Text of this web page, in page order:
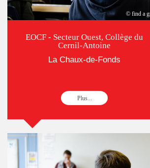
© find a
EOCF - Secteur Ouest, Collège du
Cernil-Antoine
La Chaux-de-Fonds
Plus...